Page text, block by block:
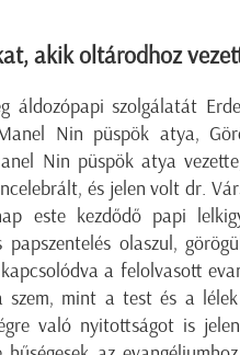
akik oltárodhoz
áldozópapi szolgálatát
Nin püspök atya,
Nin püspök atya
és jelen volt dr.
este kezdődő papi
papszentelés olaszul,
a felolvasott
szem, mint a test és a
való nyitottságot is